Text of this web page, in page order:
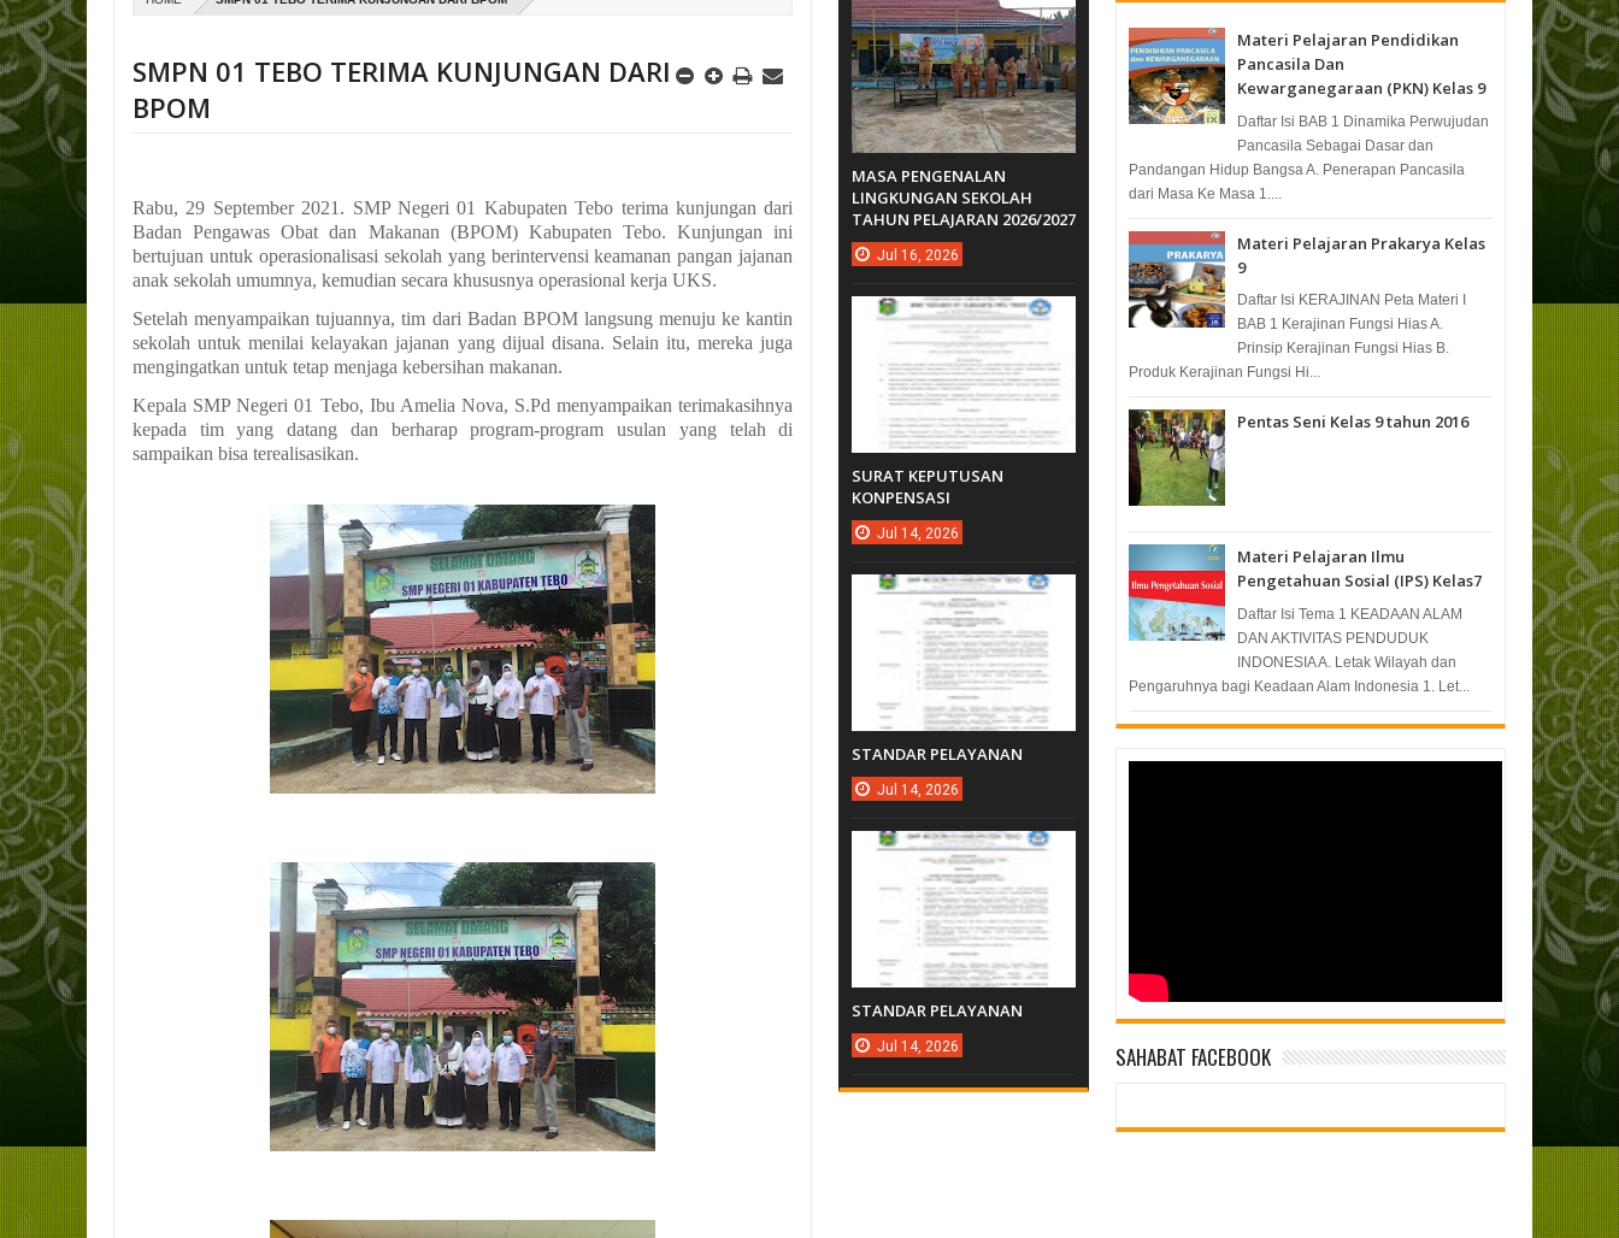
SMPN 01 TEBO TERIMA KUNJUNGAN DARI
BPOM
Rabu, 29 September 2021. SMP Negeri 01 Kabupaten Tebo terima kunjungan dari
Badan Pengawas Obat dan Makanan (BPOM) Kabupaten Tebo. Kunjungan ini
bertujuan untuk operasionalisasi sekolah yang berintervensi keamanan pangan jajanan
anak sekolah umumnya, kemudian secara khususnya operasional kerja UKS.
Setelah menyampaikan tujuannya, tim dari Badan BPOM langsung menuju ke kantin
sekolah untuk menilai kelayakan jajanan yang dijual disana. Selain itu, mereka juga
mengingatkan untuk tetap menjaga kebersihan makanan.
Kepala SMP Negeri 01 Tebo, Ibu Amelia Nova, S.Pd menyampaikan terimakasihnya
kepada tim yang datang dan berharap program-program usulan yang telah di
sampaikan bisa terealisasikan.
Materi Pelajaran Pendidikan
Pancasila Dan
Kewarganegaraan (PKN) Kelas 9
Daftar Isi BAB 1 Dinamika Perwujudan
Pancasila Sebagai Dasar dan
Pandangan Hidup Bangsa A. Penerapan Pancasila
dari Masa Ke Masa 1....
Materi Pelajaran Prakarya Kelas
9
Daftar Isi KERAJINAN Peta Materi I
BAB 1 Kerajinan Fungsi Hias A.
Prinsip Kerajinan Fungsi Hias B.
Produk Kerajinan Fungsi Hi...
Pentas Seni Kelas 9 tahun 2016
Materi Pelajaran Ilmu
Pengetahuan Sosial (IPS) Kelas7
Daftar Isi Tema 1 KEADAAN ALAM
DAN AKTIVITAS PENDUDUK
INDONESIA A. Letak Wilayah dan
Pengaruhnya bagi Keadaan Alam Indonesia 1. Let...
SAHABAT FACEBOOK
MASA PENGENALAN
LINGKUNGAN SEKOLAH
TAHUN PELAJARAN 2026/2027
Jul 16, 2026
SURAT KEPUTUSAN
KONPENSASI
Jul 14, 2026
STANDAR PELAYANAN
Jul 14, 2026
STANDAR PELAYANAN
Jul 14, 2026